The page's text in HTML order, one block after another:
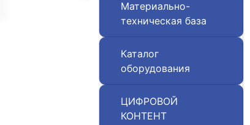
Материально-
техническая база
Каталог
оборудования
ЦИФРОВОЙ
КОНТЕНТ